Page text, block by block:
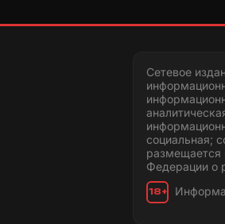
Сетевое
социальная;
размещается
Федерации о
18+